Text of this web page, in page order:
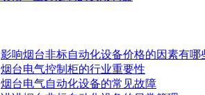
影响烟台非标自动化设备价格的因素有哪
烟台电气控制柜的行业重要性
烟台电气自动化设备的常见故障